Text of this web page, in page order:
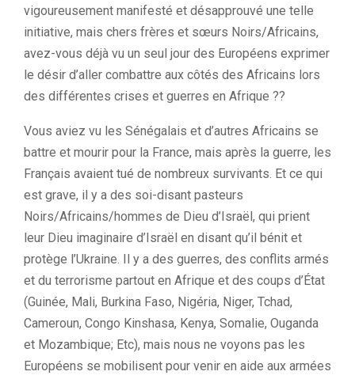
vigoureusement manifesté et désapprouvé une telle
initiative, mais chers frères et sœurs Noirs/Africains,
avez-vous déjà vu un seul jour des Européens exprimer
le désir d’aller combattre aux côtés des Africains lors
des différentes crises et guerres en Afrique ??
Vous aviez vu les Sénégalais et d’autres Africains se
battre et mourir pour la France, mais après la guerre, les
Français avaient tué de nombreux survivants. Et ce qui
est grave, il y a des soi-disant pasteurs
Noirs/Africains/hommes de Dieu d’Israël, qui prient
leur Dieu imaginaire d’Israël en disant qu’il bénit et
protège l’Ukraine. Il y a des guerres, des conflits armés
et du terrorisme partout en Afrique et des coups d’État
(Guinée, Mali, Burkina Faso, Nigéria, Niger, Tchad,
Cameroun, Congo Kinshasa, Kenya, Somalie, Ouganda
et Mozambique; Etc), mais nous ne voyons pas les
Européens se mobilisent pour venir en aide aux armées